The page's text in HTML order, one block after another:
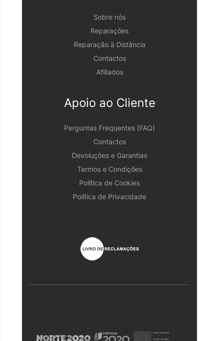
Sobre nós
Reparações
Reparação à Distância
Contactos
Afiliados
Apoio ao Cliente
Perguntas Frequentes (FAQ)
Contactos
Devoluções e Garantias
Termos e Condições
Política de Cookies
Política de Privacidade